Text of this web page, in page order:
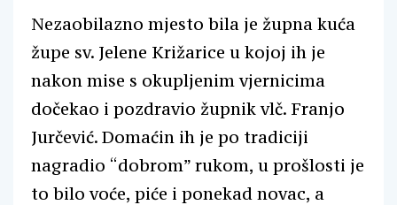
Nezaobilazno mjesto bila je župna kuća
župe sv. Jelene Križarice u kojoj ih je
nakon mise s okupljenim vjernicima
dočekao i pozdravio župnik vlč. Franjo
Jurčević. Domaćin ih je po tradiciji
nagradio “dobrom” rukom, u prošlosti je
to bilo voće, piće i ponekad novac, a